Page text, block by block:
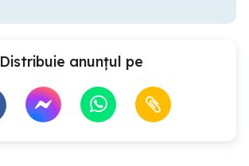
Distribuie anunțul pe